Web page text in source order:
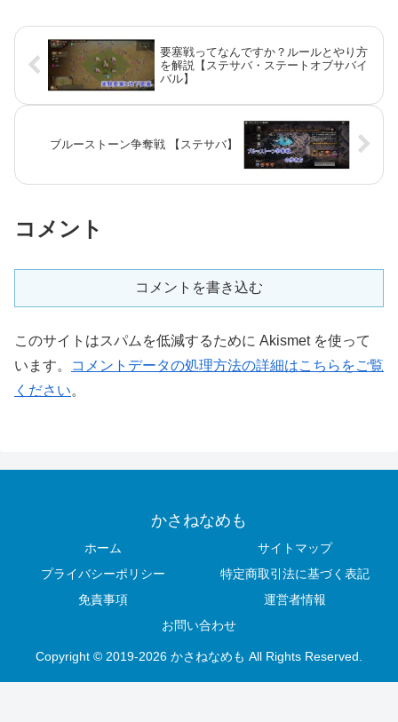
要塞戦ってなんですか？ルールとやり方
を解説【ステサバ・ステートオブサバイ
バル】
ブルーストーン争奪戦 【ステサバ】
コメント
コメントを書き込む
このサイトはスパムを低減するために Akismet を使って
います。
コメントデータの処理方法の詳細はこちらをご覧
ください。
かさねなめも
ホーム
サイトマップ
プライバシーポリシー
特定商取引法に基づく表記
免責事項
運営者情報
お問い合わせ
Copyright © 2019-2026 かさねなめも All Rights Reserved.